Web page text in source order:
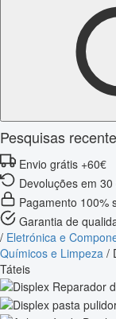
Pesquisas
Envio grátis +60€
Devoluções em 30
Pagamento 100%
Garantia de
/ Eletrónica e
Químicos e Limpeza /
Táteis